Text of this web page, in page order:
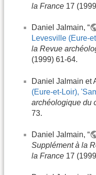
la France 17
Daniel Jalmain, “
Levesville (Eure-
la Revue
(1999) 61-64.
Daniel Jalmain et
(Eure-et-Loir),
archéologique du
73.
Daniel Jalmain, “
Supplément à la
la France 17